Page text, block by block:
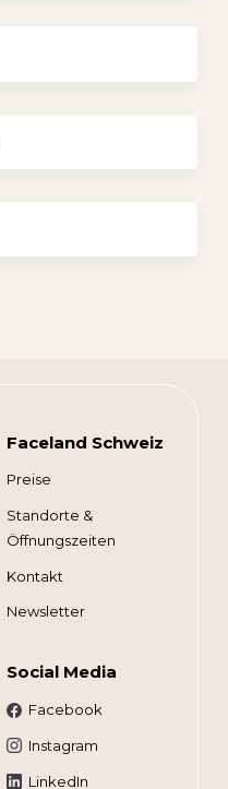
Faceland Schweiz
Preise
Standorte &
Öffnungszeiten
Kontakt
Newsletter
Social Media
Facebook
Instagram
LinkedIn